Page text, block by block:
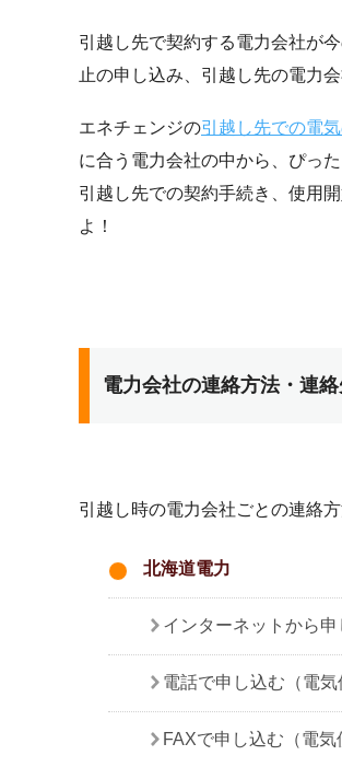
引越し先で契約する電力会社が
止の申し込み、引越し先の電力
エネチェンジの引越し先での電
に合う電力会社の中から、ぴっ
引越し先での契約手続き、使用
よ！
電力会社の連絡方法・連
引越し時の電力会社ごとの連絡
北海道電力
インターネットから
電話で申し込む（電
FAXで申し込む（電気